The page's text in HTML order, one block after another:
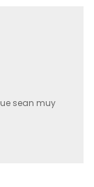
sean muy